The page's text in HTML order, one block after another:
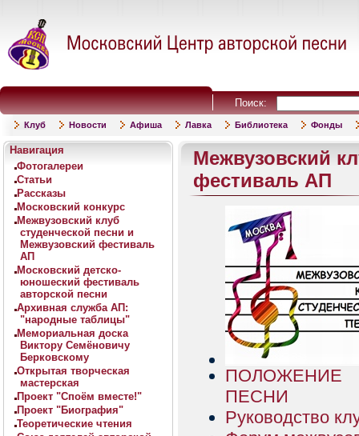
Поиск:
Клуб Новости Афиша Лавка Библиотека Фонды
Навигация
Фотогалереи
Статьи
Рассказы
Московский конкурс
Межвузовский клуб
студенческой песни и
Межвузовский фестиваль
АП
Московский детско-
юношеский фестиваль
авторской песни
Архивная служба АП:
"народные таблицы"
Мемориальная доска
Виктору Семёновичу
Берковскому
Открытая творческая
мастерская
Проект "Споём вместе!"
Проект "Биография"
Теоретические чтения
Межвузовский
фестиваль АП
ПОЛОЖЕНИЕ
ПЕСНИ
Руководство